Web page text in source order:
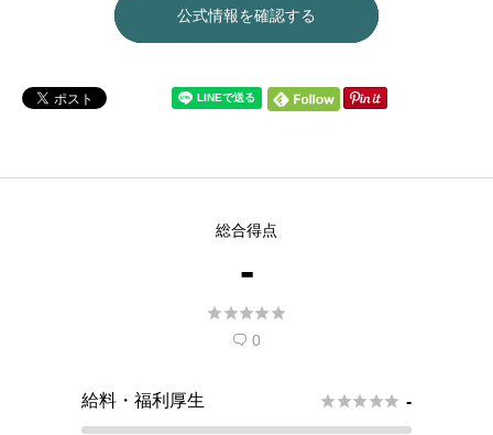
公式情報を確認する
総合得点
-

 0
給料・福利厚生  -